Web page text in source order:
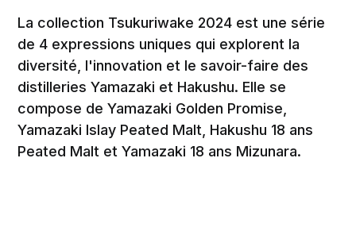
La collection Tsukuriwake 2024 est une série
de 4 expressions uniques qui explorent la
diversité, l'innovation et le savoir-faire des
distilleries Yamazaki et Hakushu. Elle se
compose de Yamazaki Golden Promise,
Yamazaki Islay Peated Malt, Hakushu 18 ans
Peated Malt et Yamazaki 18 ans Mizunara.